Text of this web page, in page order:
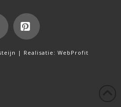
Pinterest
| Realisatie: WebProfit